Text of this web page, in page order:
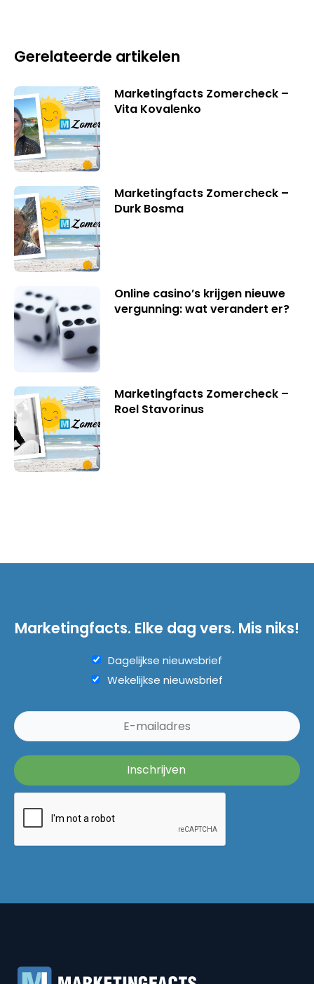
Gerelateerde artikelen
Marketingfacts Zomercheck –
Vita Kovalenko
Marketingfacts Zomercheck –
Durk Bosma
Online casino’s krijgen nieuwe
vergunning: wat verandert er?
Marketingfacts Zomercheck –
Roel Stavorinus
Marketingfacts. Elke dag vers. Mis niks!
Dagelijkse nieuwsbrief
Wekelijkse nieuwsbrief